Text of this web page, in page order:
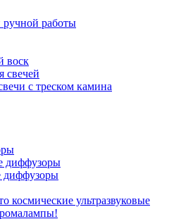
работы
воск
свечей
диффузоры
диффузоры